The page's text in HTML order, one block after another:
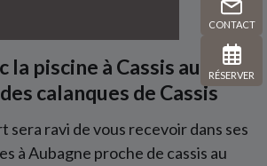
CONTACT
RÉSERVER
la piscine à Cassis au bord
calanques de Cassis
sera ravi de vous recevoir dans ses
à Aubagne proche de cassis au